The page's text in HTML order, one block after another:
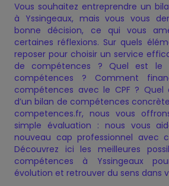
Vous souhaitez entreprendre un
à Yssingeaux, mais vous vous
bonne décision, ce qui vous
certaines réflexions. Sur quels
reposer pour choisir un service
de compétences ? Quel est le
compétences ? Comment
compétences avec le CPF ? Quel
d’un bilan de compétences
competences.fr, nous vous
simple évaluation : nous vous
nouveau cap professionnel avec
Découvrez ici les meilleures
compétences à Yssingeaux
évolution et retrouver du sens dans
Présentation — Bilan de
compétences
Charte de Qualité
Nos certificats de qualité
Notre Offre
Politique de confidentialité